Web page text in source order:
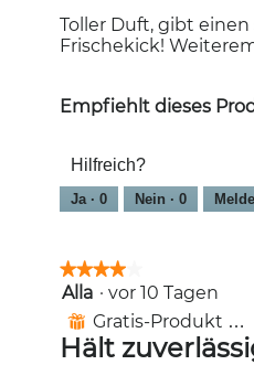
Toller Duft, gibt einen
Frischekick!
Empfiehlt dieses
Hilfreich?
Ja · 0 Nein · 0
★★★★★
★★★★★
4
von
Sternen.
Alla · vor 10 Tagen
⊞ Gratis-Produkt erhalten
Hält